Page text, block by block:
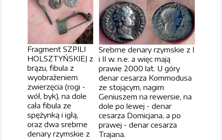
Fragment SZPILI
HOLSZTYŃSKIEJ z
brązu, fibula z
wyobrażeniem
zwierzęcia (rogi -
wół, byk), na dole
cała fibula ze
spężynką i igłą,
oraz dwa srebrne
denary rzymskie z
Srebrne denary rzymskie z I
i II w. n.e. a więc mają
prawie 2000 lat. U góry
denar cesarza Kommodusa
ze stojącym, nagim
Geniuszem na rewersie, na
dole po lewej - denar
cesarza Domicjana, a po
prawej - denar cesarza
Trajana.